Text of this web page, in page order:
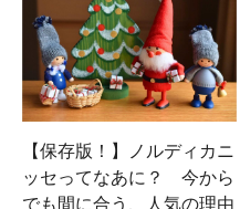
【保存版！】ノルディカニ
ッセってなあに？ 今から
でも間に合う、人気の理由